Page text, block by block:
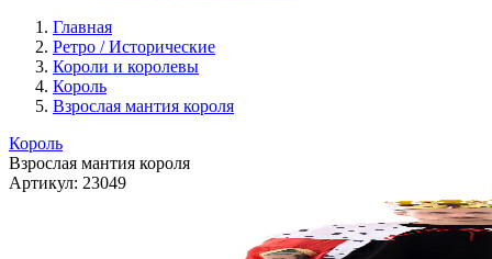
Главная
Ретро / Исторические
Короли и королевы
Король
Взрослая мантия короля
Король
Взрослая мантия короля
Артикул: 23049